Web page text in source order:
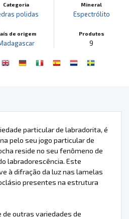
Categoria
polidas
de origem
Mineral
Espectrólito
Produtos
9
particular de labradorita, é
pelo seu jogo particular de
reside no seu fenômeno de
labradorescência. Este
à difração da luz nas lamelas
presentes na estrutura
outras variedades de